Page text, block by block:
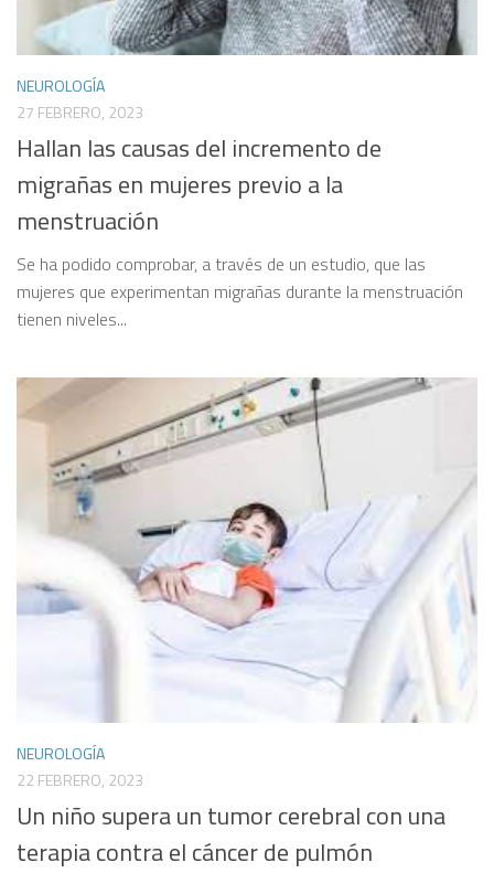
NEUROLOGÍA
27 FEBRERO, 2023
Hallan las causas del incremento de
migrañas en mujeres previo a la
menstruación
Se ha podido comprobar, a través de un estudio, que las
mujeres que experimentan migrañas durante la menstruación
tienen niveles...
NEUROLOGÍA
22 FEBRERO, 2023
Un niño supera un tumor cerebral con una
terapia contra el cáncer de pulmón